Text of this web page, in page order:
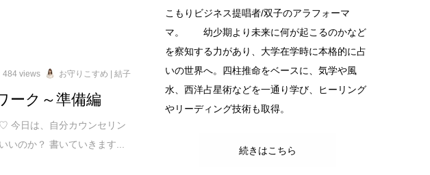
484 views お守りこすめ | 結子
ーク～準備編
今日は、自分カウンセリン
いのか？ 書いていきます...
こもりビジネス提唱者/双子のアラフォーマ
マ。 幼少期より未来に何が起こるのかなど
を察知する力があり、大学在学時に本格的に占
いの世界へ。四柱推命をベースに、気学や風
水、西洋占星術などを一通り学び、ヒーリング
やリーディング技術も取得。
続きはこちら